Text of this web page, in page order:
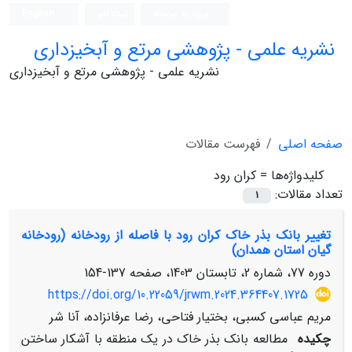
نشریه علمی - پژوهشی مرتع و آبخیزداری
نشریه علمی - پژوهشی مرتع و آبخیزداری
صفحه اصلی
فهرست مقالات
کلیدواژه‌ها = کران رود
تعداد مقالات:
1
تغییر بانک بذر خاک کران رود با فاصله از رودخانه (رودخانه‌
گیان استان همدان)
دوره 77، شماره 2، تابستان 1403، صفحه
137-154
https://doi.org/10.22059/jrwm.2024.364407.1725
مریم عباسی کسبی، بختیار فتاحی، رضا عرفانزاده، آنا شر
چکیده مطالعه بانک بذر خاک در یک منطقه با آشکار ساختن